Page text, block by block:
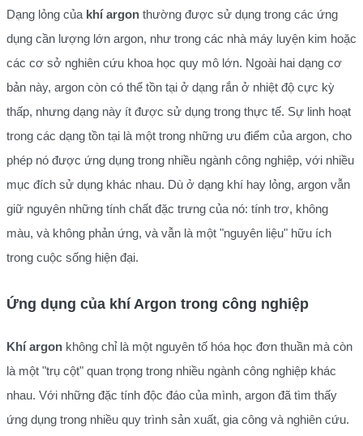
Dạng lỏng của khí argon thường được sử dụng trong các ứng
dụng cần lượng lớn argon, như trong các nhà máy luyện kim hoặc
các cơ sở nghiên cứu khoa học quy mô lớn. Ngoài hai dạng cơ
bản này, argon còn có thể tồn tại ở dạng rắn ở nhiệt độ cực kỳ
thấp, nhưng dạng này ít được sử dụng trong thực tế. Sự linh hoạt
trong các dạng tồn tại là một trong những ưu điểm của argon, cho
phép nó được ứng dụng trong nhiều ngành công nghiệp, với nhiều
mục đích sử dụng khác nhau. Dù ở dạng khí hay lỏng, argon vẫn
giữ nguyên những tính chất đặc trưng của nó: tính trơ, không
màu, và không phản ứng, và vẫn là một "nguyên liệu" hữu ích
trong cuộc sống hiện đại.
Ứng dụng của khí Argon trong công nghiệp
Khí argon không chỉ là một nguyên tố hóa học đơn thuần mà còn
là một "trụ cột" quan trọng trong nhiều ngành công nghiệp khác
nhau. Với những đặc tính độc đáo của mình, argon đã tìm thấy
ứng dụng trong nhiều quy trình sản xuất, gia công và nghiên cứu.